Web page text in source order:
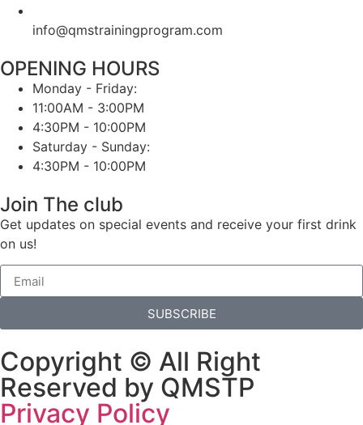
info@qmstrainingprogram.com
OPENING HOURS
Monday - Friday:
11:00AM - 3:00PM
4:30PM - 10:00PM
Saturday - Sunday:
4:30PM - 10:00PM
Join The club
Get updates on special events and receive your first drink
on us!
SUBSCRIBE
Copyright © All Right
Reserved by QMSTP
Privacy Policy